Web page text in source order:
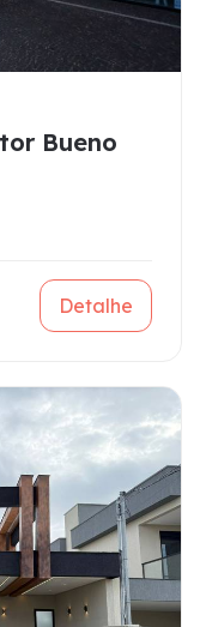
Bueno
Detalhe